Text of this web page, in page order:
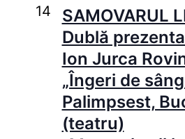
14
SAMOVARUL
Dublă
Ion Jurca
„Îngeri de
Palimpsest,
(teatru)